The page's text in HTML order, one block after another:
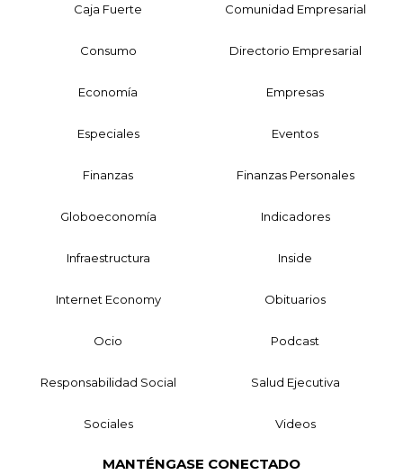
Caja Fuerte Comunidad Empresarial
Consumo Directorio Empresarial
Economía Empresas
Especiales Eventos
Finanzas Finanzas Personales
Globoeconomía Indicadores
Infraestructura Inside
Internet Economy Obituarios
Ocio Podcast
Responsabilidad Social Salud Ejecutiva
Sociales Videos
MANTÉNGASE CONECTADO